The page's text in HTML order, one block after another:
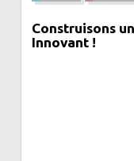
Construisons
Innovant !